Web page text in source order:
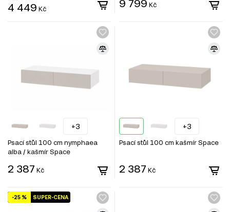
4 449 Kč 9 799 Kč
+3
Psací stůl 100 cm nymphaea
alba / kašmír Space
2 387 Kč
+3
Psací stůl 100 cm kašmír Space
2 387 Kč
SUPER-CENA
-25 %